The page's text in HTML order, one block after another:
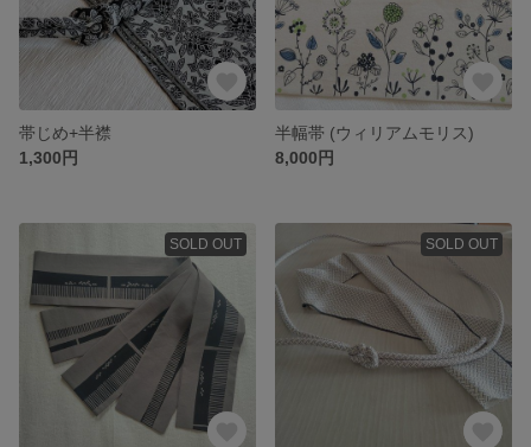
帯じめ+半襟
1,300円
半幅帯 (ウィリアムモリス)
8,000円
SOLD OUT SOLD OUT